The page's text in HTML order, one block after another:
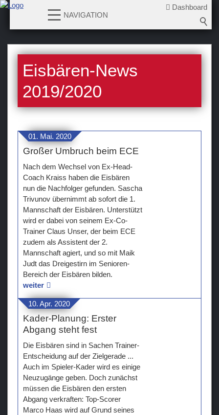
Dashboard
NAVIGATION
News
2026-2027
2025-2026
2024-2025
2022-2023
2021-2022
2019-2020
2018-2019
2017-2018
2016-2017
Teams
Verein
Sponsoren / Partner
Fanzone
Eisbären-News
2019/2020
01. Mai. 2020
Großer Umbruch beim ECE
Nach dem Wechsel von Ex-Head-
Coach Kraiss haben die Eisbären
nun die Nachfolger gefunden. Sascha
Trivunov übernimmt ab sofort die 1.
Mannschaft der Eisbären. Unterstützt
wird er dabei von seinem Ex-Co-
Trainer Claus Unser, der beim ECE
zudem als Assistent der 2.
Mannschaft agiert, und so mit Maik
Judt das Dreigestirn im Senioren-
Bereich der Eisbären bilden.
weiter
10. Apr. 2020
Kader-Planung: Erster
Abgang steht fest
Die Eisbären sind in Sachen Trainer-
Entscheidung auf der Zielgerade ...
Auch im Spieler-Kader wird es einige
Neuzugänge geben. Doch zunächst
müssen die Eisbären den ersten
Abgang verkraften: Top-Scorer
Marco Haas wird auf Grund seines